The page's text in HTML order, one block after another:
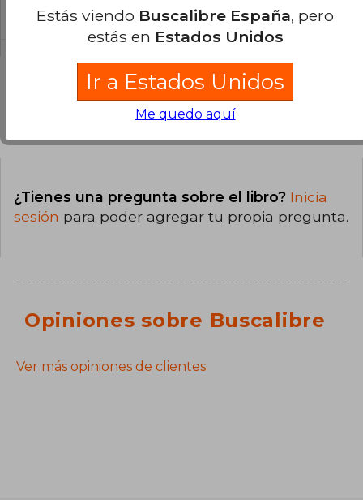
Dura.
Preguntas y respuestas sobre el libro
¿Tienes una pregunta sobre el libro? Inicia
sesión para poder agregar tu propia pregunta.
Opiniones sobre Buscalibre
Ver más opiniones de clientes
Estás viendo Buscalibre España, pero
estás en Estados Unidos
Ir a Estados Unidos
Me quedo aquí